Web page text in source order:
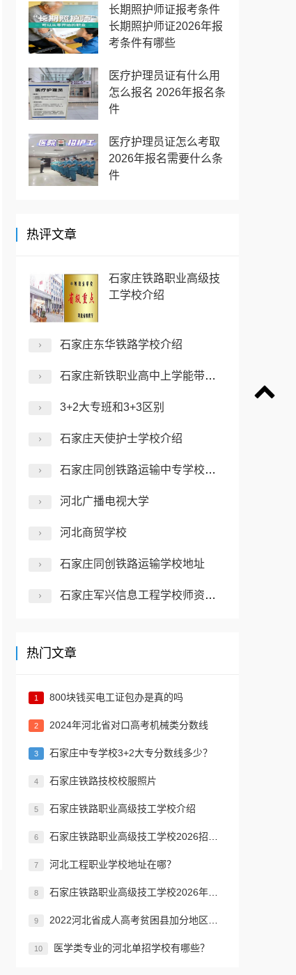
长期照护师证报考条件
长期照护师证2026年报
考条件有哪些
医疗护理员证有什么用
怎么报名 2026年报名条
件
医疗护理员证怎么考取
2026年报名需要什么条
件
热评文章
石家庄铁路职业高级技
工学校介绍
石家庄东华铁路学校介绍
石家庄新铁职业高中上学能带手机吗
3+2大专班和3+3区别
石家庄天使护士学校介绍
石家庄同创铁路运输中专学校介绍
河北广播电视大学
河北商贸学校
石家庄同创铁路运输学校地址
石家庄军兴信息工程学校师资力量怎么样？
热门文章
1 800块钱买电工证包办是真的吗
2 2024年河北省对口高考机械类分数线
3 ​石家庄中专学校3+2大专分数线多少？
4 石家庄铁路技校校服照片
5 石家庄铁路职业高级技工学校介绍
6 石家庄铁路职业高级技工学校2026招生简章
7 河北工程职业学校地址在哪？
8 石家庄铁路职业高级技工学校2026年招生简章
9 2022河北省成人高考贫困县加分地区名单
10 医学类专业的河北单招学校有哪些？